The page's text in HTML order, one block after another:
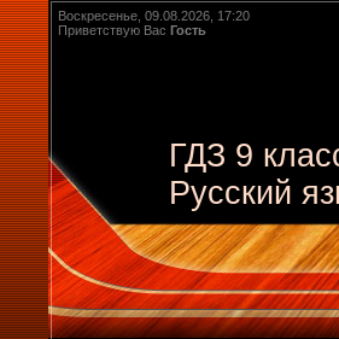
Воскресенье, 09.08.2026, 17:20
Приветствую Вас Гость
ГДЗ 9
Русский